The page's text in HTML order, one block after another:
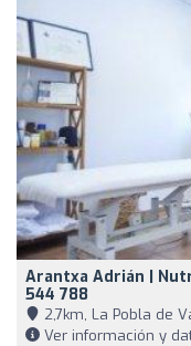
Arantxa Adrián |
544 788
2,7km, La Pobla de
Ver información y